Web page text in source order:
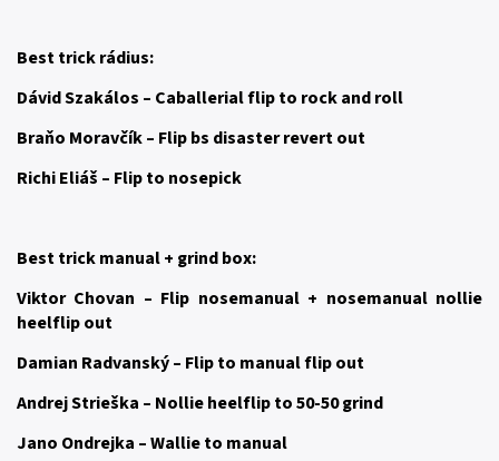
Best trick rádius:
Dávid Szakálos – Caballerial flip to rock and roll
Braňo Moravčík – Flip bs disaster revert out
Richi Eliáš – Flip to nosepick
Best trick manual + grind box:
Viktor Chovan – Flip nosemanual + nosemanual nollie
heelflip out
Damian Radvanský – Flip to manual flip out
Andrej Strieška – Nollie heelflip to 50-50 grind
Jano Ondrejka – Wallie to manual